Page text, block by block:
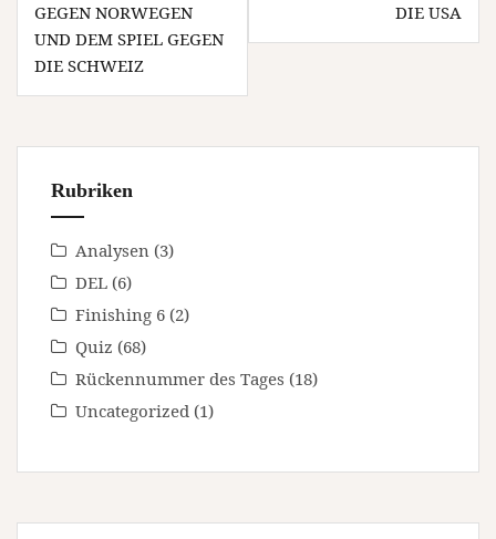
GEGEN NORWEGEN
UND DEM SPIEL GEGEN
DIE SCHWEIZ
DIE USA
Rubriken
Analysen (3)
DEL (6)
Finishing 6 (2)
Quiz (68)
Rückennummer des Tages (18)
Uncategorized (1)